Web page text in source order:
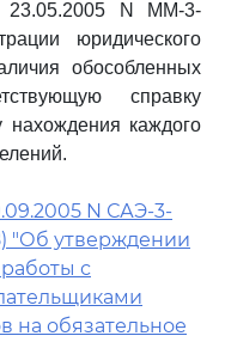
N ММ-3-
юридического
обособленных
справку
нахождения каждого
N САЭ-3-
"Об утверждении
с
на обязательное